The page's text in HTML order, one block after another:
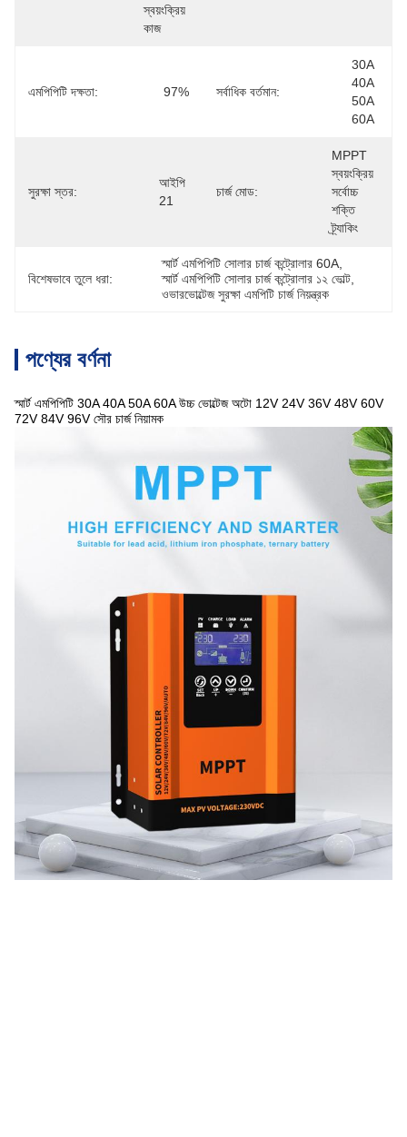
স্বয়ংক্রিয়
কাজ
এমপিপিটি দক্ষতা: 97% সর্বাধিক বর্তমান:
30A
40A
50A
60A
সুরক্ষা স্তর:
আইপি
21
চার্জ মোড:
MPPT
স্বয়ংক্রিয়
সর্বোচ্চ
শক্তি
ট্র্যাকিং
বিশেষভাবে তুলে ধরা:
স্মার্ট এমপিপিটি সোলার চার্জ কন্ট্রোলার 60A
স্মার্ট এমপিপিটি সোলার চার্জ কন্ট্রোলার ১২ ভোল্ট
ওভারভোল্টেজ সুরক্ষা এমপিটি চার্জ নিয়ন্ত্রক
পণ্যের বর্ণনা
স্মার্ট এমপিপিটি 30A 40A 50A 60A উচ্চ ভোল্টেজ অটো 12V 24V 36V 48V 60V
72V 84V 96V সৌর চার্জ নিয়ামক